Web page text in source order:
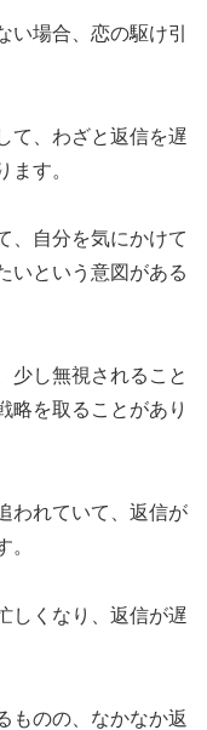
い場合、恋の駆け引
て、わざと返信を遅
ます。
、自分を気にかけて
いという意図がある
少し無視されること
略を取ることがあり
われていて、返信が
。
しくなり、返信が遅
ものの、なかなか返